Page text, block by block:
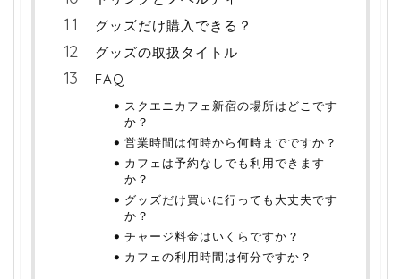
グッズだけ購入できる？
グッズの取扱タイトル
FAQ
スクエニカフェ新宿の場所はどこです
か？
営業時間は何時から何時までですか？
カフェは予約なしでも利用できます
か？
グッズだけ買いに行っても大丈夫です
か？
チャージ料金はいくらですか？
カフェの利用時間は何分ですか？